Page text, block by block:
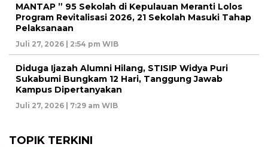
MANTAP ” 95 Sekolah di Kepulauan Meranti Lolos
Program Revitalisasi 2026, 21 Sekolah Masuki Tahap
Pelaksanaan
Juli 27, 2026 | 2:54 pm WIB
Diduga Ijazah Alumni Hilang, STISIP Widya Puri
Sukabumi Bungkam 12 Hari, Tanggung Jawab
Kampus Dipertanyakan
Juli 27, 2026 | 7:29 am WIB
TOPIK TERKINI